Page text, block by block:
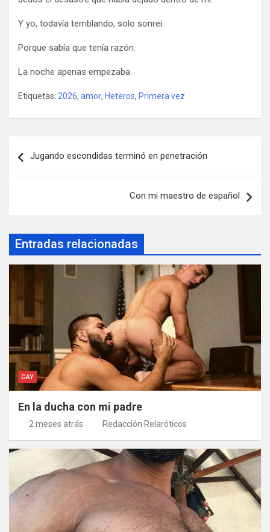
Y yo, todavía temblando, solo sonreí.
Porque sabía que tenía razón.
La noche apenas empezaba.
Etiquetas: 2026, amor, Heteros, Primera vez
de
Jugando escondidas terminó en penetración
Con mi maestro de español
Entradas relacionadas
GAY
En la ducha con mi padre
2 meses atrás Redacción Relaróticos